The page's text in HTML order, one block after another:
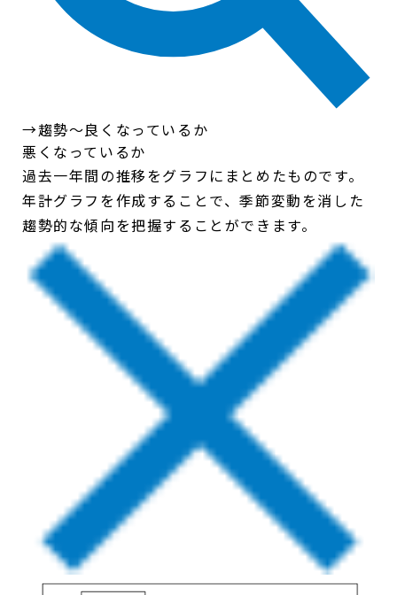
→趨勢〜良くなっているか
悪くなっているか
過去一年間の推移をグラフにまとめたものです。
年計グラフを作成することで、季節変動を消した
趨勢的な傾向を把握することができます。